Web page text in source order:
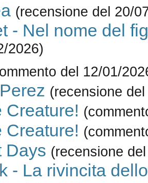
(recensione del 20/
- Nel nome del
2026)
del 12/01/
(recensione
Creature!
Creature!
Days (recensione
- La rivincita